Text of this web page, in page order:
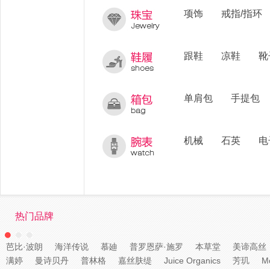
项饰 戒指/指环
跟鞋 凉鞋 靴
单肩包 手提包
机械 石英
热门品牌
芭比·波朗 海洋传说 慕廸 普罗恩萨·施罗 本草堂
美谛高丝
满婷
曼诗贝丹 普林格 嘉丝肤缇 Juice Organics 芳玑